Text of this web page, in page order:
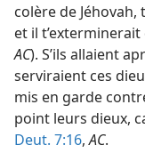
colère de
et il t’exterminerait
AC). S’ils allaient
serviraient ces
mis en garde
point leurs dieux,
Deut. 7:16,AC.